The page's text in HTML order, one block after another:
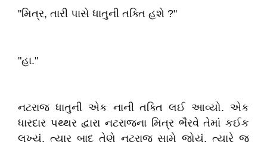
"મિત્ર, તારી પાસે ધાતુની તક્તિ હશે ?"
"હા."
નટરાજ ધાતુની એક નાની તક્તિ લઈ આવ્યો. એક
ધારદાર પથ્થર દ્વારા નટરાજના મિત્ર ભૈરવે તેમાં કઈક
લખ્યું. ત્યાર બાદ તેણે નટરાજ સામે જોયું. ત્યારે જ